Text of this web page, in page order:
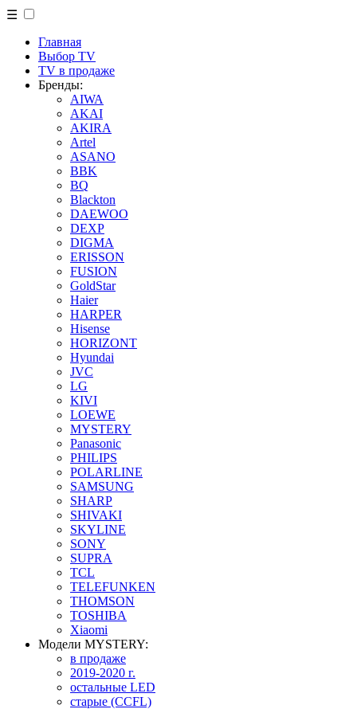
☰
Главная
Выбор TV
TV в продаже
Бренды:
AIWA
AKAI
AKIRA
Artel
ASANO
BBK
BQ
Blackton
DAEWOO
DEXP
DIGMA
ERISSON
FUSION
GoldStar
Haier
HARPER
Hisense
HORIZONT
Hyundai
JVC
LG
KIVI
LOEWE
MYSTERY
Panasonic
PHILIPS
POLARLINE
SAMSUNG
SHARP
SHIVAKI
SKYLINE
SONY
SUPRA
TCL
TELEFUNKEN
THOMSON
TOSHIBA
Xiaomi
Модели MYSTERY:
в продаже
2019-2020 г.
остальные LED
старые (CCFL)